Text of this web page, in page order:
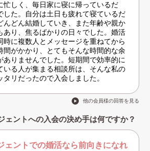
忙しく、毎日家に寝に帰っているだ
た。自分は土日も疲れて寝ているだ
んどん結婚していき、また年齢や親か
あり、焦るばかりの日々でした。婚活
時に複数人とメッセージを重ねてから
間がかかり、とてもそんな時間的な余
ありませんでした。短期間で効率的に
いる人が集まる相談所は、そんな私の
リだったので入会しました。
他の会員様の回答を見る
ェントへの入会の決め手は何ですか？
ェントでの婚活なら前向きになれ